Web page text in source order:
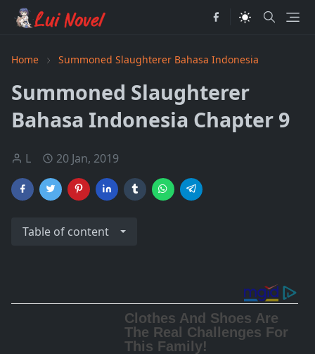
Home Summoned Slaughterer Bahasa Indonesia
Summoned Slaughterer
Bahasa Indonesia Chapter 9
L 20 Jan, 2019
Table of content